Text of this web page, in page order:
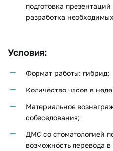
подготовка
разработка
Условия:
Формат работы: гибрид;
Количество часов в
Материальное
собеседования;
ДМС со стоматологией
возможность перевода